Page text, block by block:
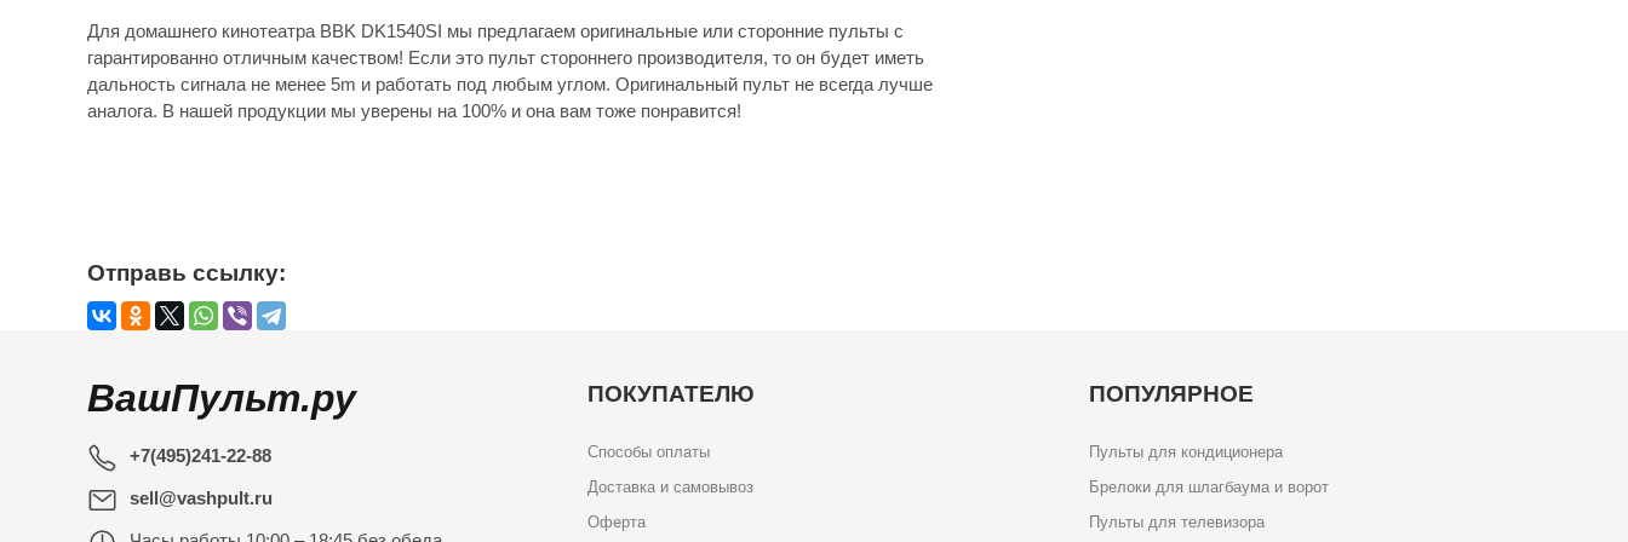
Для домашнего кинотеатра BBK DK1540SI мы предлагаем оригинальные или сторонние пульты с
гарантированно отличным качеством! Если это пульт стороннего производителя, то он будет иметь
дальность сигнала не менее 5m и работать под любым углом. Оригинальный пульт не всегда лучше
аналога. В нашей продукции мы уверены на 100% и она вам тоже понравится!
Отправь ссылку:
ВашПульт.ру
+7(495)241-22-88
sell@vashpult.ru
ПОКУПАТЕЛЮ
Способы оплаты
Доставка и самовывоз
Оферта
ПОПУЛЯРНОЕ
Пульты для кондиционера
Брелоки для шлагбаума и ворот
Пульты для телевизора